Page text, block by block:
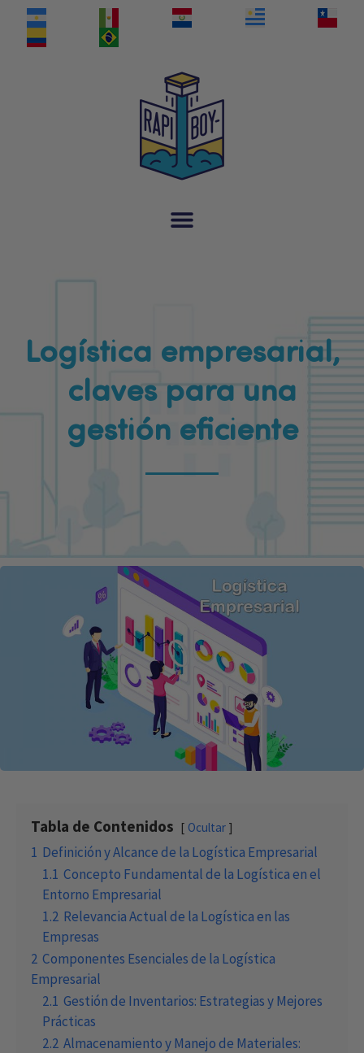
Logística empresarial,
claves para una
gestión eficiente
Tabla de Contenidos Ocultar
1 Definición y Alcance de la Logística Empresarial
1.1 Concepto Fundamental de la Logística en el
Entorno Empresarial
1.2 Relevancia Actual de la Logística en las
Empresas
2 Componentes Esenciales de la Logística
Empresarial
2.1 Gestión de Inventarios: Estrategias y Mejores
Prácticas
2.2 Almacenamiento y Manejo de Materiales: